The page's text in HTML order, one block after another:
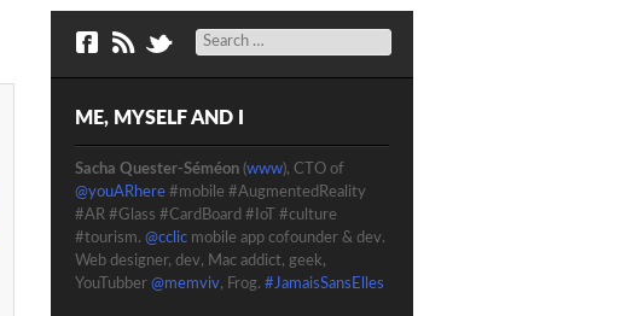
Search
ME, MYSELF AND I
Sacha Quester-Séméon (www), CTO of
@youARhere #mobile #AugmentedReality
#AR #Glass #CardBoard #IoT #culture
#tourism. @cclic mobile app cofounder & dev.
Web designer, dev, Mac addict, geek,
YouTubber @memviv, Frog. #JamaisSansElles